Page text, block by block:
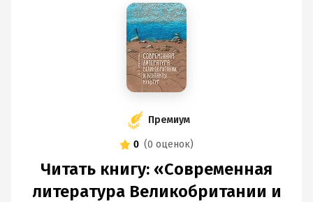
Премиум
0 (0 оценок)
Читать книгу: «Современная
литература Великобритании и